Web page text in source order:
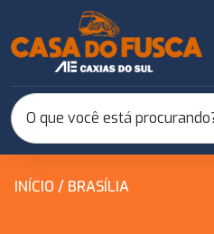
INÍCIO / BRASÍLIA